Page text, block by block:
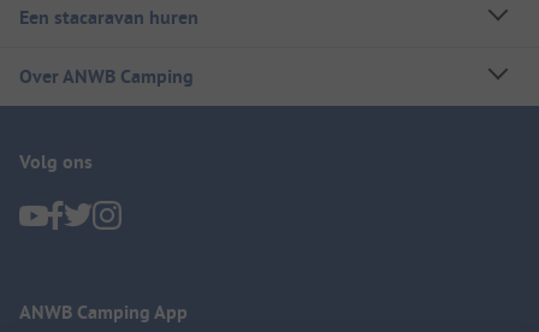
Een stacaravan huren
Over ANWB Camping
Volg ons
ANWB Camping App